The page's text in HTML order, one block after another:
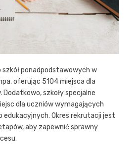
szkół ponadpodstawowych w
oferując 5104 miejsca dla
Dodatkowo, szkoły specjalne
dla uczniów wymagających
edukacyjnych. Okres rekrutacji jest
aby zapewnić sprawny